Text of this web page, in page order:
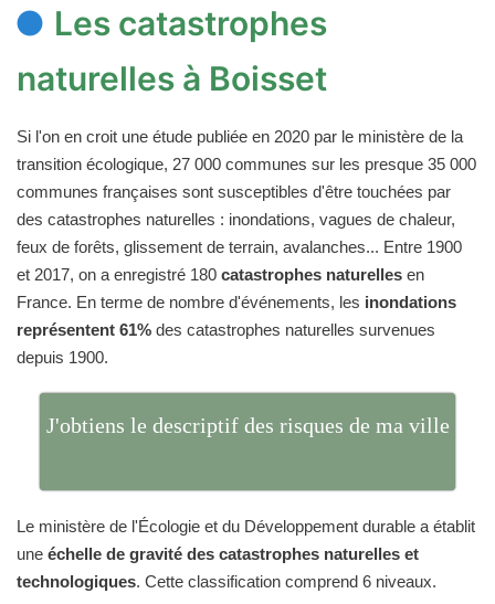
Les catastrophes
naturelles à Boisset
Si l'on en croit une étude publiée en 2020 par le ministère de la
transition écologique, 27 000 communes sur les presque 35 000
communes françaises sont susceptibles d'être touchées par
des catastrophes naturelles : inondations, vagues de chaleur,
feux de forêts, glissement de terrain, avalanches... Entre 1900
et 2017, on a enregistré 180 catastrophes naturelles en
France. En terme de nombre d'événements, les inondations
représentent 61% des catastrophes naturelles survenues
depuis 1900.
J'obtiens le descriptif des risques de ma ville
Le ministère de l'Écologie et du Développement durable a établit
une échelle de gravité des catastrophes naturelles et
technologiques. Cette classification comprend 6 niveaux.